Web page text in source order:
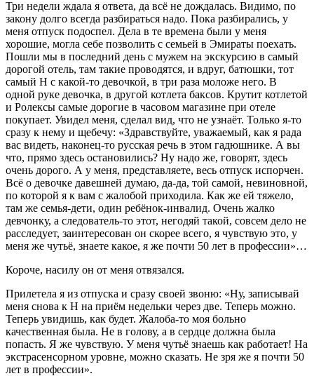
Три недели ждала я ответа, да всё не дождалась. Видимо, по
закону долго всегда разбираться надо. Пока разбирались, у
меня отпуск подоспел. Дела в те времена были у меня
хорошие, могла себе позволить с семьей в Эмираты поехать.
Пошли мы в последний день с мужем на экскурсию в самый
дорогой отель, там такие проводятся, и вдруг, батюшки, тот
самый Н с какой-то девочкой, в три раза моложе него. В
одной руке девочка, в другой котлета баксов. Крутит котлетой
и Ролексы самые дорогие в часовом магазине при отеле
покупает. Увидел меня, сделал вид, что не узнаёт. Только я-то
сразу к нему и щебечу: «Здравствуйте, уважаемый, как я рада
вас видеть, наконец-то русская речь в этом гадюшнике. А вы
что, прямо здесь остановились? Ну надо же, говорят, здесь
очень дорого. А у меня, представляете, весь отпуск испорчен.
Всё о девочке давешней думаю, да-да, той самой, невиновной,
по которой я к вам с жалобой приходила. Как же ей тяжело,
там же семья-дети, один ребёнок-инвалид. Очень жалко
девчонку, а следователь-то этот, негодяй такой, совсем дело не
расследует, заинтересован он скорее всего, я чувствую это, у
меня же чутьё, знаете какое, я же почти 50 лет в профессии»…
Короче, насилу он от меня отвязался.
Прилетела я из отпуска и сразу своей звоню: «Ну, записывай
меня снова к Н на приём недельки через две. Теперь можно.
Теперь увидишь, как будет. Жалоба-то моя больно
качественная была. Не в голову, а в сердце должна была
попасть. Я же чувствую. У меня чутьё знаешь как работает! На
экстрасенсорном уровне, можно сказать. Не зря же я почти 50
лет в профессии».